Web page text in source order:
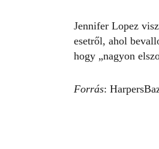
Jennifer Lopez
esetről, ahol
hogy „nagyon
Forrás: